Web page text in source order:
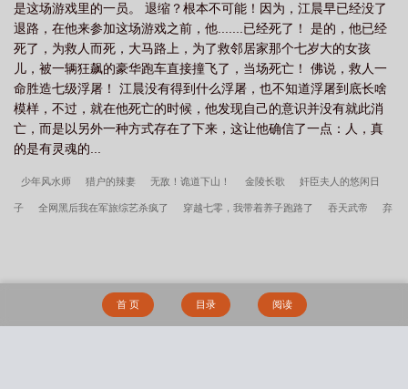
是这场游戏里的一员。 退缩？根本不可能！因为，江晨早已经没了
退路，在他来参加这场游戏之前，他.......已经死了！ 是的，他已经
死了，为救人而死，大马路上，为了救邻居家那个七岁大的女孩
儿，被一辆狂飙的豪华跑车直接撞飞了，当场死亡！ 佛说，救人一
命胜造七级浮屠！ 江晨没有得到什么浮屠，也不知道浮屠到底长啥
模样，不过，就在他死亡的时候，他发现自己的意识并没有就此消
亡，而是以另外一种方式存在了下来，这让他确信了一点：人，真
的是有灵魂的...
少年风水师 猎户的辣妻 无敌！诡道下山！ 金陵长歌 奸臣夫人的悠闲日
子 全网黑后我在军旅综艺杀疯了 穿越七零，我带着养子跑路了 吞天武帝 弃
反派标记了男主未婚妻[穿书]_五篼米 大佬都是我马甲[游戏成真]
首 页 目录 阅读